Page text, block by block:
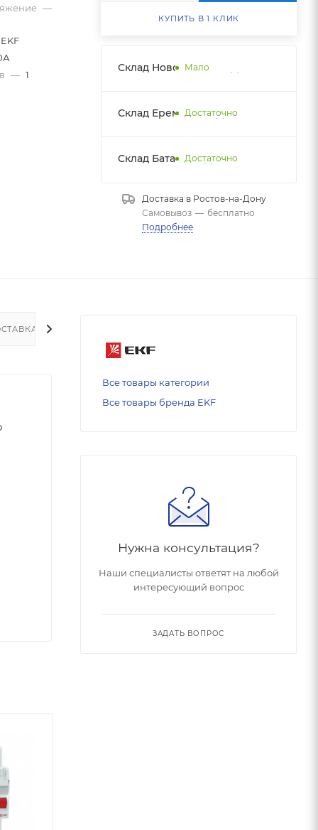
—
EKF
— 1
КУПИТЬ В 1 КЛИК
Склад Новобатайск НДС
Мало
Склад Еременко НДС
Достаточно
Склад Батайск НДС 1
Достаточно
Доставка в Ростов-на-Дону
Самовывоз — бесплатно
Подробнее
Все товары категории
Все товары бренда EKF
Нужна консультация?
Наши специалисты ответят на любой
интересующий вопрос
ЗАДАТЬ ВОПРОС